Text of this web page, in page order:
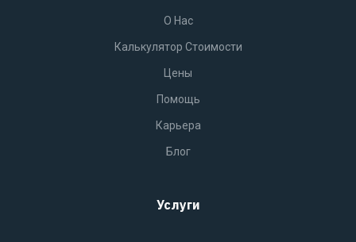
O Нас
Калькулятор Стоимости
Цены
Помощь
Карьера
Блог
Услуги